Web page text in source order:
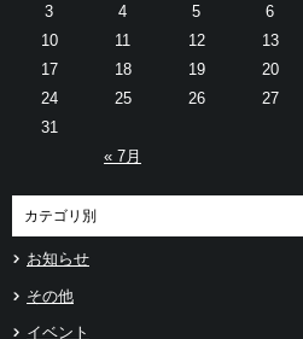
« 7月
3
4 5 6
10
11 12 13
17
18 19 20
24
25 26 27
31
カテゴリ別
お知らせ
その他
イベント